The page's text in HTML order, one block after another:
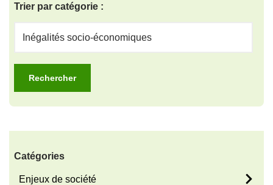
Trier par catégorie :
Catégories
Enjeux de société